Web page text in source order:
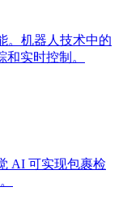
。机器人技术中的
实时控制。
AI 可实现包裹检